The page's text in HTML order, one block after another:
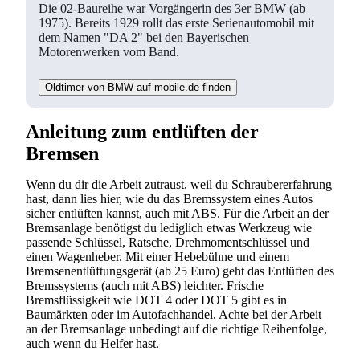
Die 02-Baureihe war Vorgängerin des 3er BMW (ab
1975). Bereits 1929 rollt das erste Serienautomobil mit
dem Namen "DA 2" bei den Bayerischen
Motorenwerken vom Band.
Oldtimer von BMW auf mobile.de finden
Anleitung zum entlüften der
Bremsen
Wenn du dir die Arbeit zutraust, weil du Schraubererfahrung
hast, dann lies hier, wie du das Bremssystem eines Autos
sicher entlüften kannst, auch mit ABS. Für die Arbeit an der
Bremsanlage benötigst du lediglich etwas Werkzeug wie
passende Schlüssel, Ratsche, Drehmomentschlüssel und
einen Wagenheber. Mit einer Hebebühne und einem
Bremsenentlüftungsgerät (ab 25 Euro) geht das Entlüften des
Bremssystems (auch mit ABS) leichter. Frische
Bremsflüssigkeit wie DOT 4 oder DOT 5 gibt es in
Baumärkten oder im Autofachhandel. Achte bei der Arbeit
an der Bremsanlage unbedingt auf die richtige Reihenfolge,
auch wenn du Helfer hast.